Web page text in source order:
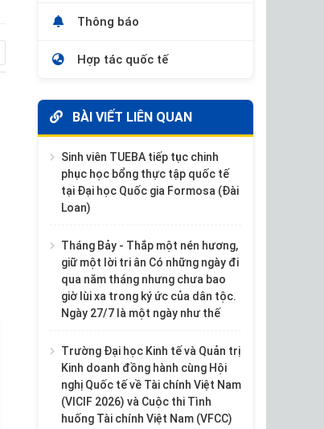
Thông báo
Hợp tác quốc tế
BÀI VIẾT LIÊN QUAN
Sinh viên TUEBA tiếp tục chinh
phục học bổng thực tập quốc tế
tại Đại học Quốc gia Formosa (Đài
Loan)
Tháng Bảy - Thắp một nén hương,
giữ một lời tri ân Có những ngày đi
qua năm tháng nhưng chưa bao
giờ lùi xa trong ký ức của dân tộc.
Ngày 27/7 là một ngày như thế
Trường Đại học Kinh tế và Quản trị
Kinh doanh đồng hành cùng Hội
nghị Quốc tế về Tài chính Việt Nam
(VICIF 2026) và Cuộc thi Tình
huống Tài chính Việt Nam (VFCC)